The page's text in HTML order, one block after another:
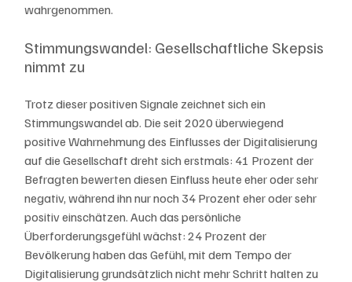
wahrgenommen.
Stimmungswandel: Gesellschaftliche Skepsis
nimmt zu
Trotz dieser positiven Signale zeichnet sich ein
Stimmungswandel ab. Die seit 2020 überwiegend
positive Wahrnehmung des Einflusses der Digitalisierung
auf die Gesellschaft dreht sich erstmals: 41 Prozent der
Befragten bewerten diesen Einfluss heute eher oder sehr
negativ, während ihn nur noch 34 Prozent eher oder sehr
positiv einschätzen. Auch das persönliche
Überforderungsgefühl wächst: 24 Prozent der
Bevölkerung haben das Gefühl, mit dem Tempo der
Digitalisierung grundsätzlich nicht mehr Schritt halten zu